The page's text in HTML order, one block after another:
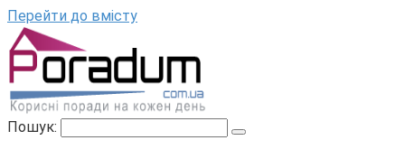
Перейти до вмісту
Пошук: